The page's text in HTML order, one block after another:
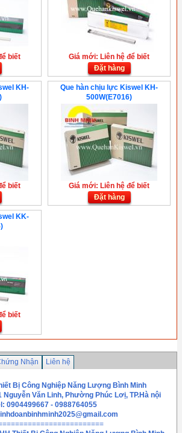
biết
Giá mới: Liên hệ để biết
Đặt hàng
KH-
biết
Que hàn chịu lực Kiswel KH-
500W(E7016)
Giá mới: Liên hệ để biết
Đặt hàng
KK-
biết
Nhận Liên hệ
Bị Công Nghiệp Năng Lượng Bình Minh
Nguyễn Văn Linh, Phường Phúc Lơị, TP.Hà nội
0904499667 - 0988764055